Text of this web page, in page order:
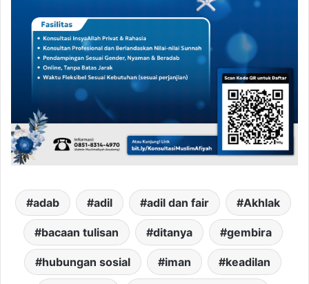
adab adil adil dan fair Akhlak
bacaan tulisan ditanya gembira
hubungan sosial iman keadilan